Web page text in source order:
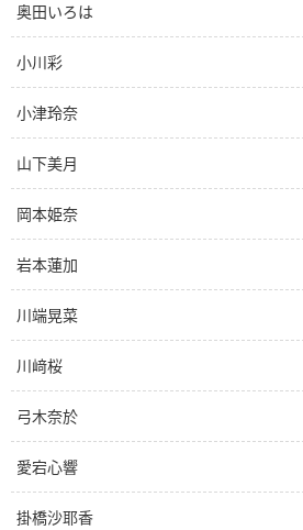
奥田いろは
小川彩
小津玲奈
山下美月
岡本姫奈
岩本蓮加
川端晃菜
川﨑桜
弓木奈於
愛宕心響
掛橋沙耶香